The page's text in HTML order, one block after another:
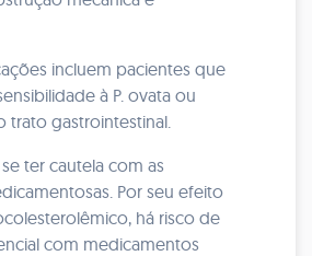
incluem pacientes que
à P. ovata ou
trato gastrointestinal.
ter cautela com as
Por seu efeito
há risco de
com medicamentos